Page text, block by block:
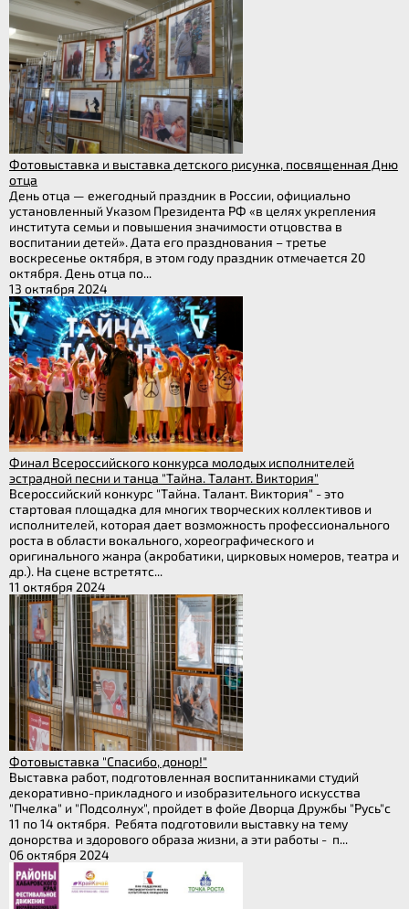
Фотовыставка и выставка детского рисунка, посвященная Дню
отца
День отца — ежегодный праздник в России, официально
установленный Указом Президента РФ «в целях укрепления
института семьи и повышения значимости отцовства в
воспитании детей». Дата его празднования – третье
воскресенье октября, в этом году праздник отмечается 20
октября. День отца по...
13 октября 2024
Финал Всероссийского конкурса молодых исполнителей
эстрадной песни и танца "Тайна. Талант. Виктория"
Всероссийский конкурс "Тайна. Талант. Виктория" - это
стартовая площадка для многих творческих коллективов и
исполнителей, которая дает возможность профессионального
роста в области вокального, хореографического и
оригинального жанра (акробатики, цирковых номеров, театра и
др.). На сцене встретятс...
11 октября 2024
Фотовыставка "Спасибо, донор!"
Выставка работ, подготовленная воспитанниками студий
декоративно-прикладного и изобразительного искусства
"Пчелка" и "Подсолнух", пройдет в фойе Дворца Дружбы "Русь"с
11 по 14 октября. Ребята подготовили выставку на тему
донорства и здорового образа жизни, а эти работы - п...
06 октября 2024